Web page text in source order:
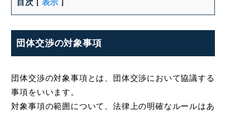
目次 [ 表示 ]
団体交渉の対象事項
団体交渉の対象事項とは、団体交渉において協議する
事項をいいます。
対象事項の範囲について、法律上の明確なルールはあ